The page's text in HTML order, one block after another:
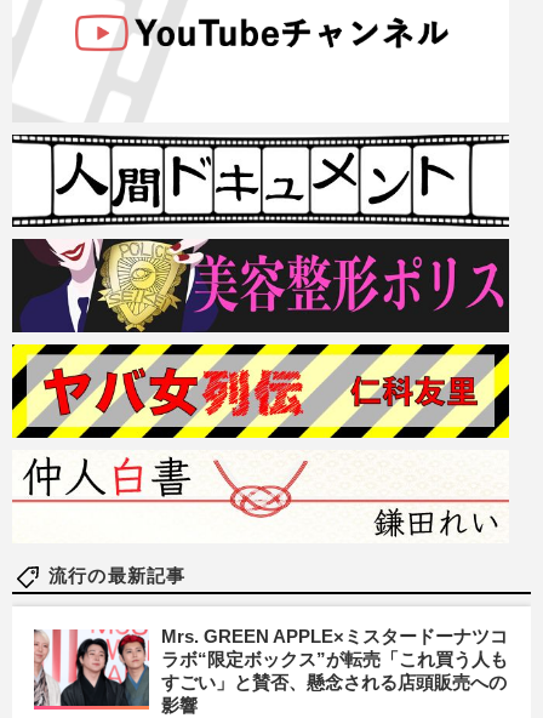
流行の最新記事
Mrs. GREEN APPLE×ミスタードーナツコ
ラボ“限定ボックス”が転売「これ買う人も
すごい」と賛否、懸念される店頭販売への
影響